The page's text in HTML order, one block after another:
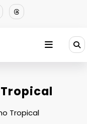
Tropical